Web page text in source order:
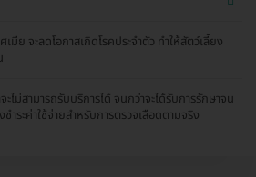
มีย จะลดโอกาสเกิดโรคประจำตัว ทำให้สัตว์เลี้ยง
ไม่สามารถรับบริการได้ จนกว่าจะได้รับการรักษาจน
ำระค่าใช้จ่ายสำหรับการตรวจเลือดตามจริง